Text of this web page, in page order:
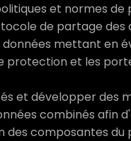
et normes
de partage des
données mettant en
protection et les
et développer des
combinés afin
des composantes